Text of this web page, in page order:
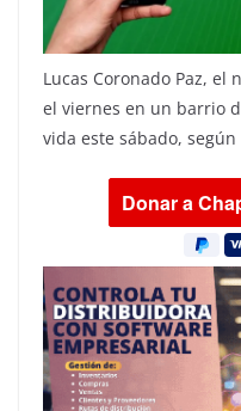
Lucas Coronado Paz,
el viernes en un barrio
vida este sábado,